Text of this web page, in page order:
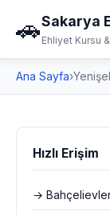
🚗Sakarya
Ehliyet Kursu
Ana Sayfa›
Hızlı Erişim
→ Bahçelievler